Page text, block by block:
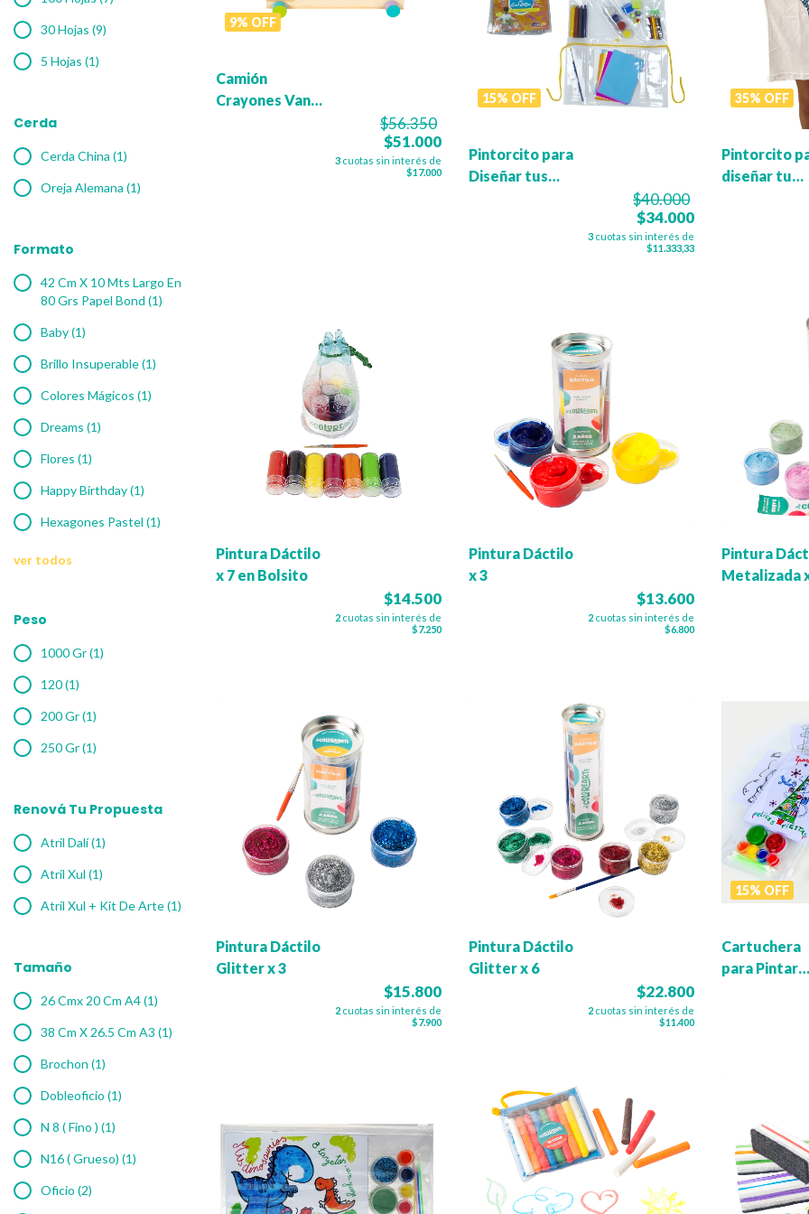
30 Hojas (9)
5 Hojas (1)
Cerda
Cerda China (1)
Oreja Alemana (1)
Formato
42 Cm X 10 Mts Largo En
80 Grs Papel Bond (1)
Baby (1)
Brillo Insuperable (1)
Colores Mágicos (1)
Dreams (1)
Flores (1)
Happy Birthday (1)
Hexagones Pastel (1)
ver todos
Peso
1000 Gr (1)
120 (1)
200 Gr (1)
250 Gr (1)
Renová Tu Propuesta
Atril Dalí (1)
Atril Xul (1)
Atril Xul + Kit De Arte (1)
Tamaño
26 Cmx 20 Cm A4 (1)
38 Cm X 26.5 Cm A3 (1)
Brochon (1)
Dobleoficio (1)
N 8 ( Fino ) (1)
N16 ( Grueso) (1)
Oficio (2)
9% OFF
Camión
Crayones Van
$56.350
$51.000
3 cuotas sin interés de
$17.000
15% OFF
Pintorcito para
Diseñar tus
$40.000
$34.000
3 cuotas sin interés de
$11.333,33
35% OFF
Pintorcito
diseñar tu
Pintura Dáctilo
x 7 en Bolsito
$14.500
2 cuotas sin interés de
$7.250
Pintura Dáctilo
x 3
$13.600
2 cuotas sin interés de
$6.800
Pintura
Metalizada
Pintura Dáctilo
Glitter x 3
$15.800
2 cuotas sin interés de
$7.900
Pintura Dáctilo
Glitter x 6
$22.800
2 cuotas sin interés de
$11.400
15% OFF
Cartuchera
para Pintar